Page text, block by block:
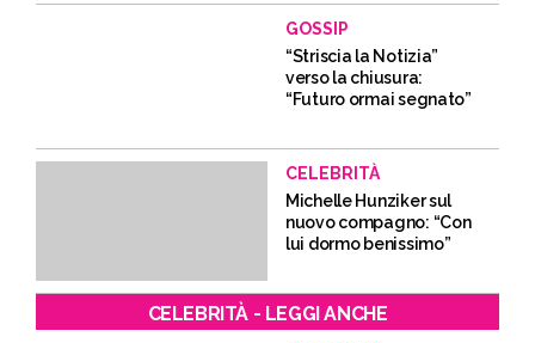
GOSSIP
“Striscia la Notizia”
verso la chiusura:
“Futuro ormai segnato”
CELEBRITÀ
Michelle Hunziker sul
nuovo compagno: “Con
lui dormo benissimo”
CELEBRITÀ - LEGGI ANCHE